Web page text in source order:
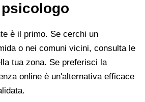
è il primo. Se cerchi un
o nei comuni vicini, consulta le
tua zona. Se preferisci la
online è un'alternativa efficace